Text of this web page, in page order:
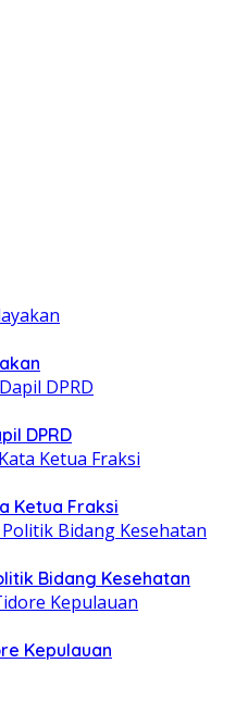
DPRD
Ketua Fraksi
Bidang Kesehatan
Kepulauan